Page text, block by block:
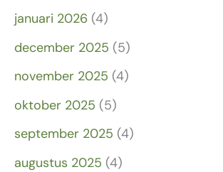
januari 2026 (4)
december 2025 (5)
november 2025 (4)
oktober 2025 (5)
september 2025 (4)
augustus 2025 (4)